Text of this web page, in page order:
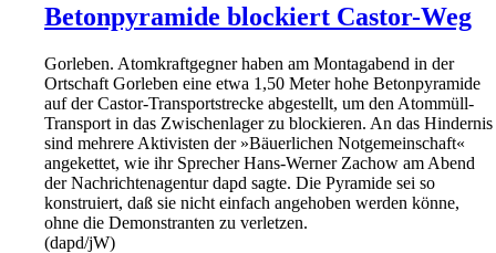
Betonpyramide blockiert Castor-Weg
Gorleben. Atomkraftgegner haben am Montagabend in der
Ortschaft Gorleben eine etwa 1,50 Meter hohe Betonpyramide
auf der Castor-Transportstrecke abgestellt, um den Atommüll-
Transport in das Zwischenlager zu blockieren. An das Hindernis
sind mehrere Aktivisten der »Bäuerlichen Notgemeinschaft«
angekettet, wie ihr Sprecher Hans-Werner Zachow am Abend
der Nachrichtenagentur dapd sagte. Die Pyramide sei so
konstruiert, daß sie nicht einfach angehoben werden könne,
ohne die Demonstranten zu verletzen.
(dapd/jW)